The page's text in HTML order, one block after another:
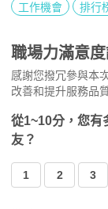
工作機會 排行
職場力滿意
感謝您撥冗參與本
改善和提升服務品
從1~10分，您有
友？
1 2 3